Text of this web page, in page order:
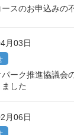
スのお申込みの
月03日
ーク推進協議会
した
月06日